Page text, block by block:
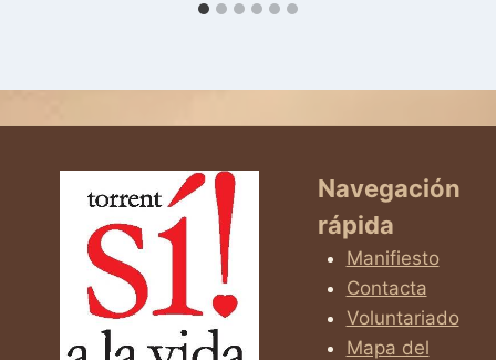
Navegación
rápida
Manifiesto
Contacta
Voluntariado
Mapa del